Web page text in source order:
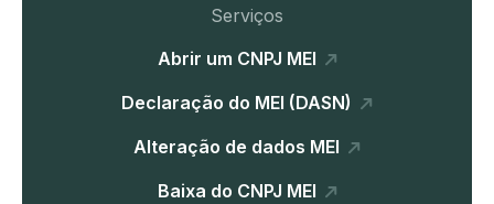
Serviços
Abrir um CNPJ MEI
Declaração do MEI (DASN)
Alteração de dados MEI
Baixa do CNPJ MEI